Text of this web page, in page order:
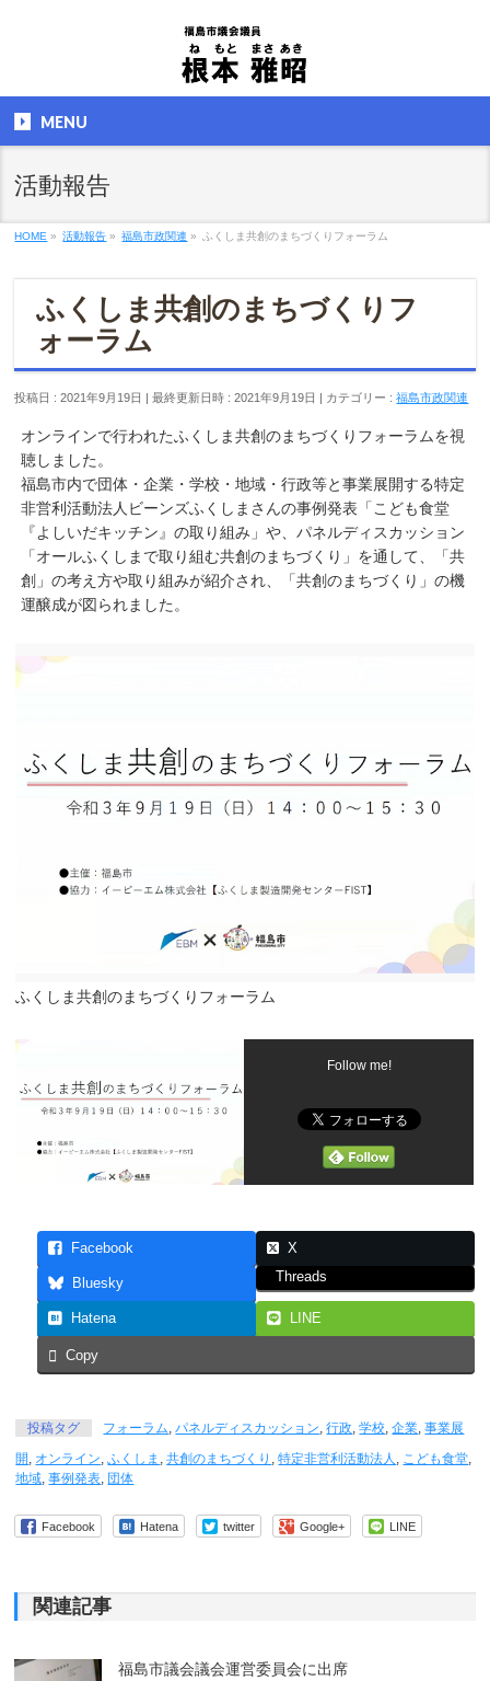
MENU
活動報告
HOME » 活動報告 » 福島市政関連 » ふくしま共創のまちづくりフォーラム
ふくしま共創のまちづくりフ
ォーラム
投稿日 : 2021年9月19日 最終更新日時 : 2021年9月19日 カテゴリー :福島市政関連
オンラインで行われたふくしま共創のまちづくりフォーラムを視
聴しました。
福島市内で団体・企業・学校・地域・行政等と事業展開する特定
非営利活動法人ビーンズふくしまさんの事例発表「こども食堂
『よしいだキッチン』の取り組み」や、パネルディスカッション
「オールふくしまで取り組む共創のまちづくり」を通して、「共
創」の考え方や取り組みが紹介され、「共創のまちづくり」の機
運醸成が図られました。
ふくしま共創のまちづくりフォーラム
Follow me!
Facebook X
Bluesky Threads
Hatena LINE
Copy
投稿タグ フォーラム,パネルディスカッション,行政,学校,企業,事業展
開, オンライン,ふくしま ,共創のまちづくり ,特定非営利活動法人 , こども食堂,
地域,事例発表, 団体
Facebook Hatena twitter Google+ LINE
関連記事
福島市議会議会運営委員会に出席